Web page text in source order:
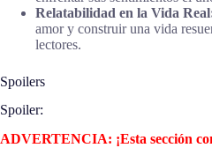
Relatabilidad en la Vida
amor y construir una vida
lectores.
Spoilers
Spoiler:
ADVERTENCIA: ¡Esta sección